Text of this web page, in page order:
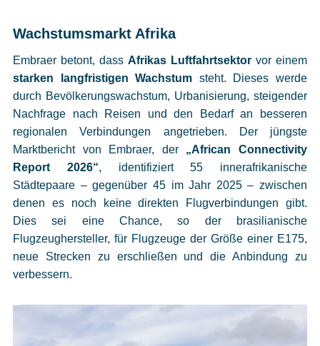
Wachstumsmarkt Afrika
Embraer betont, dass Afrikas Luftfahrtsektor vor einem
starken langfristigen Wachstum steht. Dieses werde
durch Bevölkerungswachstum, Urbanisierung, steigender
Nachfrage nach Reisen und den Bedarf an besseren
regionalen Verbindungen angetrieben. Der jüngste
Marktbericht von Embraer, der „African Connectivity
Report 2026“, identifiziert 55 innerafrikanische
Städtepaare – gegenüber 45 im Jahr 2025 – zwischen
denen es noch keine direkten Flugverbindungen gibt.
Dies sei eine Chance, so der brasilianische
Flugzeughersteller, für Flugzeuge der Größe einer E175,
neue Strecken zu erschließen und die Anbindung zu
verbessern.